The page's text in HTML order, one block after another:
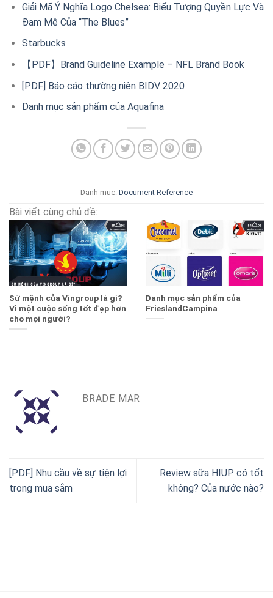
Giải Mã Ý Nghĩa Logo Chelsea: Biểu Tượng Quyền Lực Và
Đam Mê Của “The Blues”
Starbucks
【PDF】Brand Guideline Example – NFL Brand Book
[PDF] Báo cáo thường niên BIDV 2020
Danh mục sản phẩm của Aquafina
Danh mục: Document Reference
Bài viết cùng chủ đề:
Sứ mệnh của Vingroup là gì?
Vì một cuộc sống tốt đẹp hơn
cho mọi người?
Danh mục sản phẩm của
FrieslandCampina
BRADE MAR
[PDF] Nhu cầu về sự tiện lợi
trong mua sắm
Review sữa HIUP có tốt
không? Của nước nào?